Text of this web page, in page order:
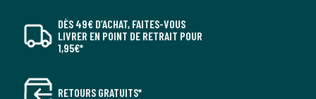
DÈS 49€ D’ACHAT, FAITES-VOUS
LIVRER EN POINT DE RETRAIT POUR
1,95€*
RETOURS GRATUITS*